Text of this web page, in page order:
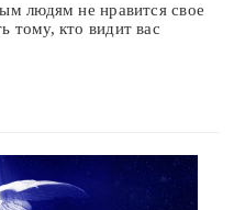
людям не нравится свое
тому, кто видит вас